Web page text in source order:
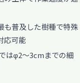
も普及した樹種で特殊
応可能
はφ2〜3cmまでの細